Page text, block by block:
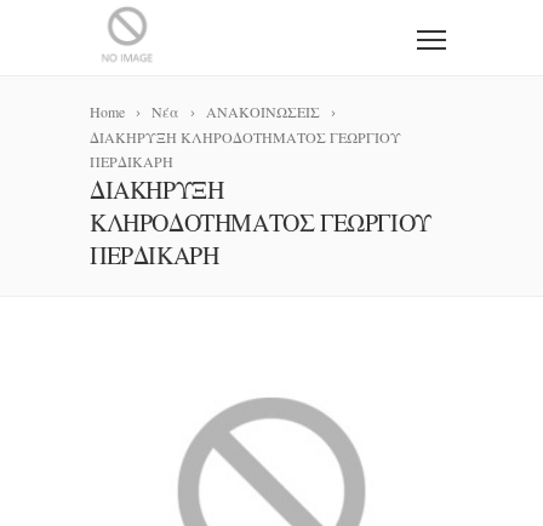
Home Νέα
ΑΝΑΚΟΙΝΩΣΕΙΣ
ΔΙΑΚΗΡΥΞΗ ΚΛΗΡΟΔΟΤΗΜΑΤΟΣ ΓΕΩΡΓΙΟΥ
ΠΕΡΔΙΚΑΡΗ
ΔΙΑΚΗΡΥΞΗ
ΚΛΗΡΟΔΟΤΗΜΑΤΟΣ ΓΕΩΡΓΙΟΥ
ΠΕΡΔΙΚΑΡΗ